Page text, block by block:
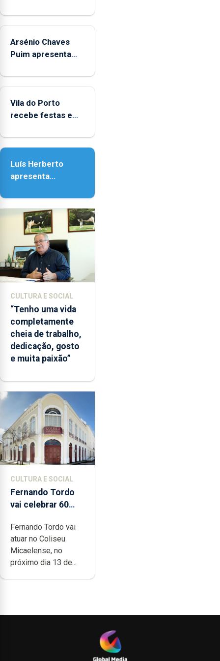
aos
durante
o
de
entre
as
e
as
18h00.
Arsénio Chaves
Puim apresenta
de Vila do Porto
Vila do Porto
recebe festas em
Senhora da
Luís Herberto
apresenta
Paisagem’
CULTURA E SOCIAL
“Tenho uma vida
completamente
cheia de trabalho,
dedicação, gosto
e muita paixão”
CULTURA E SOCIAL
Fernando Tordo
vai celebrar 60
no Coliseu
Micaelense
Fernando Tordo vai
atuar no Coliseu
Micaelense, no
próximo dia 13 de...